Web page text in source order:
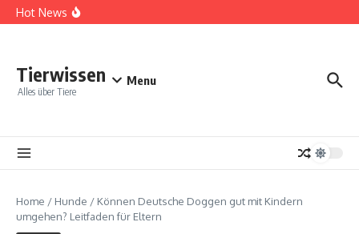
Zum Inhalt springen
Hot News
Die Ernährungsbedürfnisse deines Hundes verstehen
Tierwissen
Alles über Tiere
Menu
Home / Hunde / Können Deutsche Doggen gut mit Kindern
umgehen? Leitfaden für Eltern